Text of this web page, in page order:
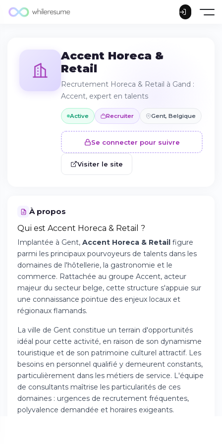
Accent Horeca &
Retail
Recrutement Horeca & Retail à Gand :
Accent, expert en talents
Active Recruiter Gent, Belgique
Se connecter pour suivre
Visiter le site
À propos
Qui est Accent Horeca & Retail ?
Implantée à Gent, Accent Horeca & Retail figure
parmi les principaux pourvoyeurs de talents dans les
domaines de l'hôtellerie, la gastronomie et le
commerce. Rattachée au groupe Accent, acteur
majeur du secteur belge, cette structure s'appuie sur
une connaissance pointue des enjeux locaux et
régionaux flamands.
La ville de Gent constitue un terrain d'opportunités
idéal pour cette activité, en raison de son dynamisme
touristique et de son patrimoine culturel attractif. Les
besoins en personnel qualifié y demeurent constants,
particulièrement dans les métiers de service. L'équipe
de consultants maîtrise les particularités de ces
domaines : urgences de recrutement fréquentes,
polyvalence demandée et horaires exigeants.